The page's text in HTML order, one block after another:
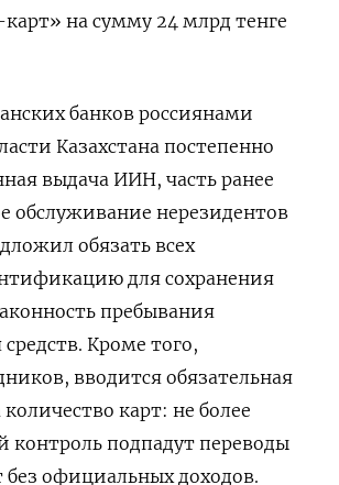
на сумму 24 млрд тенге
банков россиянами
Казахстана постепенно
выдача ИИН, часть ранее
обслуживание нерезидентов
обязать всех
для сохранения
пребывания
Кроме того,
вводится обязательная
карт: не более
контроль подпадут переводы
без официальных доходов.